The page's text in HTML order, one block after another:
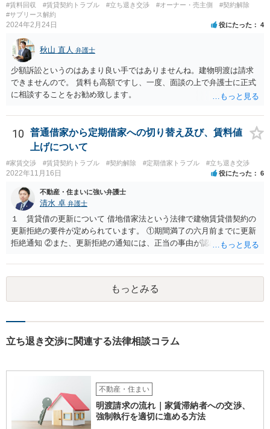
#賃料回収 #賃貸契約トラブル #立ち退き交渉 #オーナー・売主側
#契約解除
#サブリース解約
2024年2月24日 役にたった 4
秋山 直人 弁護士
少額訴訟というのはあまり良い手ではありませんね。建物明渡は請求
できませんので。 賃料も高額ですし、一度、面談の上で弁護士に正式
に相談することをお勧め致します。
10
普通借家から定期借家への切り替え及び、賃料値
上げについて
#家賃交渉 #賃貸契約トラブル #契約解除 #定期借家トラブル #立ち退き交渉
2022年11月16日 役にたった 6
不動産・住まいに強い弁護士
清水 卓 弁護士
１ 賃貸借の更新について 借地借家法という法律で建物賃貸借契約の
更新拒絶の要件が定められています。 ①期間満了の六月前までに更新
拒絶通知 ②また、更新拒絶の通知には、正当の事由が認められる必要
賃借人の建物使用を必要とする事情のほか、従前の経過，建物の利用
状況，建物の現況，いわゆる立退料の申出を考慮して判断するものと
されています。 ③更新拒絶通知がされた場合でも、賃貸借期間満了満
了後も賃借人が建物の使用を継続する場合には、賃借人に対し遅滞な
側（賃貸人側）が、更新の予定されている普通賃貸借契約から更新の
側（あなた側）から同意を取り付けようとしているものと思われま
す。 （建物賃貸借契約の更新等） 第二十六条 建物の賃貸借について
期間の定めがある場合において、当事者が期間の満了の一年前から六
月前までの間に相手方に対して更新をしない旨の通知又は条件を変更
もっとみる
立ち退き交渉に関連する法律相談コラム
不動産・住まい
明渡請求の流れ｜家賃滞納者への交渉、
強制執行を適切に進める方法